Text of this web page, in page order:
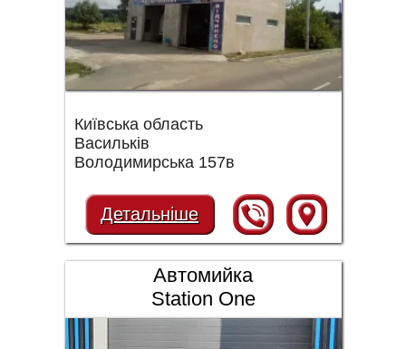
Київська область
Васильків
Володимирська 157в
Детальніше
Автомийка
Station One